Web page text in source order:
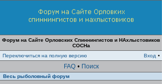
Форум на Сайте Орловских Спиннингистов и НАхлыстовиков
СОСНа
Переключиться на полную версию
Вход •
FAQ • Поиск
Весь рыболовный форум